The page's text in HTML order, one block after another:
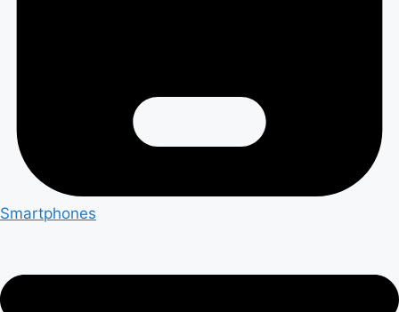
Smartphones